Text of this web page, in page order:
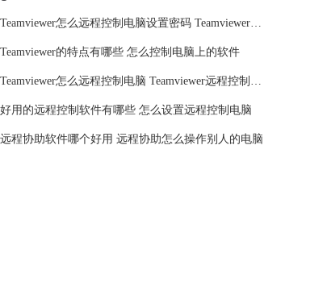
Teamviewer怎么远程控制电脑设置密码 Teamviewer新手必看操作
Teamviewer的特点有哪些 怎么控制电脑上的软件
Teamviewer怎么远程控制电脑 Teamviewer远程控制电脑入门教程
好用的远程控制软件有哪些 怎么设置远程控制电脑
远程协助软件哪个好用 远程协助怎么操作别人的电脑